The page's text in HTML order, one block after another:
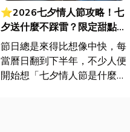
⭐2026七夕情人節攻略！七
夕送什麼不踩雷？限定甜點哪
裡買？台中甜點推薦一次看！
節日總是來得比想像中快，每
當曆日翻到下半年，不少人便
開始想「七夕情人節是什麼時